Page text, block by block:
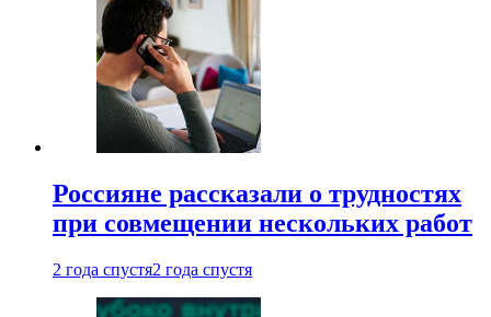
Россияне рассказали о трудностях
при совмещении нескольких работ
2 года спустя2 года спустя